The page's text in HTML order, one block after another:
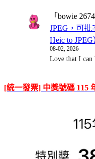
「 bowie 2674
JPEG，可批
Heic to JPEG
08-02, 2026
Love that I can
[統一發票] 中獎號碼 115